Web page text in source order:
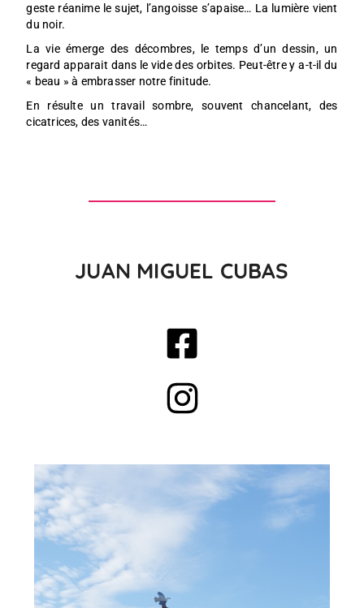
geste réanime le sujet, l’angoisse s’apaise… La lumière vient
du noir.
La vie émerge des décombres, le temps d’un dessin, un
regard apparait dans le vide des orbites. Peut-être y a-t-il du
« beau » à embrasser notre finitude.
En résulte un travail sombre, souvent chancelant, des
cicatrices, des vanités…
JUAN MIGUEL CUBAS